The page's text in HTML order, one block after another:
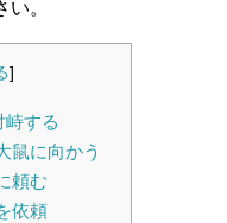
。
]
峙する
鼠に向かう
頼む
依頼